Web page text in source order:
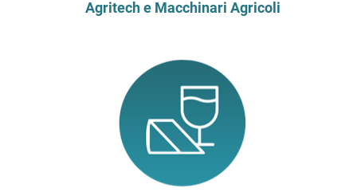
Agritech e Macchinari Agricoli